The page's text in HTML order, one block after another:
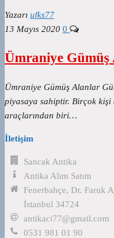
Yazarı ufks77
13 Mayıs 2020 0
Ümraniye
Ümraniye Gümüş Alanlar
piyasaya sahiptir. Birçok kişi
araçlarından biri…
İletişim
Sancak Antika
Antika Alım Satım
Fenerbahçe, Dr. Faruk
İstanbul 34724
antikaci77@gmail.com
0531 981 01 90